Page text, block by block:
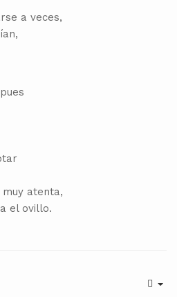
a veces,
atenta,
el ovillo.